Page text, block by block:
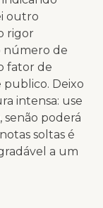
outro
rigor
número de
fator de
publico. Deixo
intensa: use
poderá
soltas é
a um